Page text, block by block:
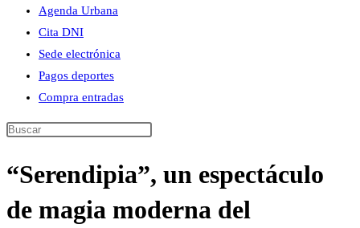
Agenda Urbana
Cita DNI
Sede electrónica
Pagos deportes
Compra entradas
Buscar
esta
“Serendipia”, un espectáculo
de magia moderna del